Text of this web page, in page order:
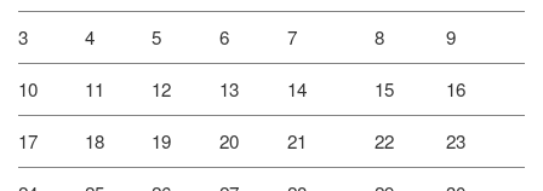
3 4 5 6 7 8 9
10 11 12 13 14 15 16
17 18 19 20 21 22 23